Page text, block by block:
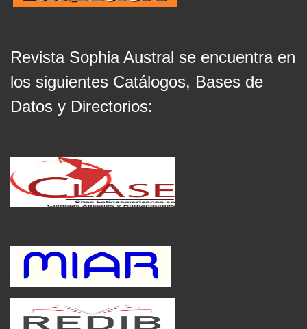
Revista Sophia Austral se encuentra en
los siguientes Catálogos, Bases de
Datos y Directorios: